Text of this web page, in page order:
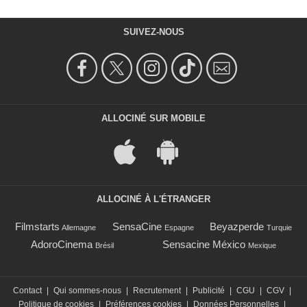
SUIVEZ-NOUS
ALLOCINÉ SUR MOBILE
ALLOCINÉ À L'ÉTRANGER
Filmstarts Allemagne SensaCine Espagne Beyazperde Turquie
AdoroCinema Brésil Sensacine México Mexique
Contact | Qui sommes-nous | Recrutement | Publicité | CGU | CGV |
Politique de cookies | Préférences cookies | Données Personnelles |